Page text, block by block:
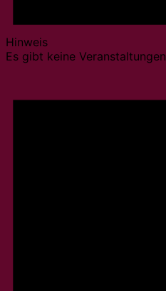
Hinweis
Es gibt keine